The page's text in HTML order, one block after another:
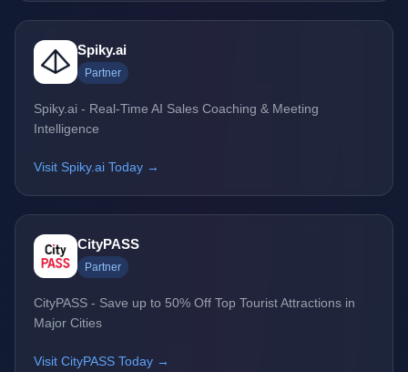
Spiky.ai
Partner
Spiky.ai - Real-Time AI Sales Coaching & Meeting
Intelligence
Visit Spiky.ai Today →
CityPASS
Partner
CityPASS - Save up to 50% Off Top Tourist Attractions in
Major Cities
Visit CityPASS Today →